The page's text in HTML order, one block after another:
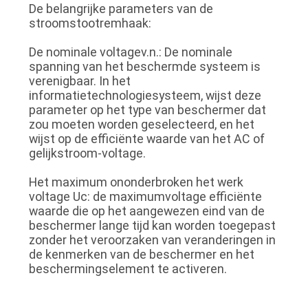
De belangrijke parameters van de
stroomstootremhaak:
De nominale voltagev.n.: De nominale
spanning van het beschermde systeem is
verenigbaar. In het
informatietechnologiesysteem, wijst deze
parameter op het type van beschermer dat
zou moeten worden geselecteerd, en het
wijst op de efficiënte waarde van het AC of
gelijkstroom-voltage.
Het maximum ononderbroken het werk
voltage Uc: de maximumvoltage efficiënte
waarde die op het aangewezen eind van de
beschermer lange tijd kan worden toegepast
zonder het veroorzaken van veranderingen in
de kenmerken van de beschermer en het
beschermingselement te activeren.